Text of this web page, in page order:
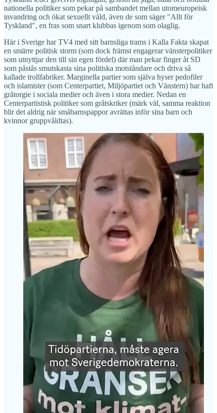
nationella politiker som pekar på sambandet mellan utomeuropeisk
invandring och ökat sexuellt våld, även de som säger "Allt för
Tyskland", en fras som snart klubbas igenom som olaglig.
Här i Sverige har TV4 med sitt barnsliga trams i Kalla Fakta skapat
en smärre politisk storm (som dock främst engagerar vänsterpolitiker
som utnyttjar den till sin egen fördel) där man pekar finger åt SD
som påstås smutskasta sina politiska motståndare och driva så
kallade trollfabriker. Marginella partier som själva hyser pedofiler
och islamister (som Centerpartiet, Miljöpartiet och Vänstern) har haft
gråtorgie i sociala medier och även i stora medier. Nedan en
Centerpartistisk politiker som gråtskriker (märk väl, samma reaktion
blir det aldrig när småbarnspappor avrättas inför sina barn och
kvinnor gruppvåldtas).